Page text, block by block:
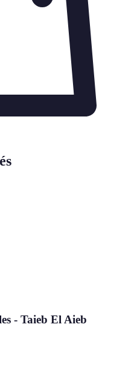
- Taieb El Aieb